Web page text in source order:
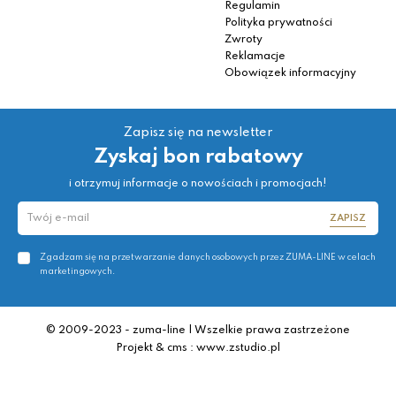
Regulamin
Polityka prywatności
Zwroty
Reklamacje
Obowiązek informacyjny
Zapisz się na newsletter
Zyskaj bon rabatowy
i otrzymuj informacje o nowościach i promocjach!
ZAPISZ
Zgadzam się na przetwarzanie danych osobowych przez ZUMA-LINE w celach
marketingowych.
© 2009-2023 - zuma-line | Wszelkie prawa zastrzeżone
Projekt & cms : www.zstudio.pl